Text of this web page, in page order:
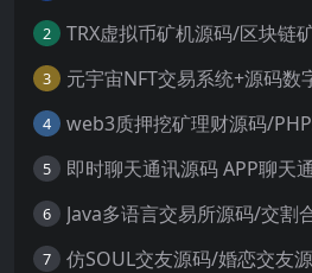
2
3
4 web3质押挖矿理财源码/
5
6
7